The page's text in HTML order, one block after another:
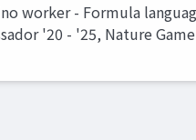
worker - Formula
'20 - '25, Nature